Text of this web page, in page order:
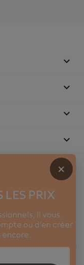



keyboard_arrow_down
×